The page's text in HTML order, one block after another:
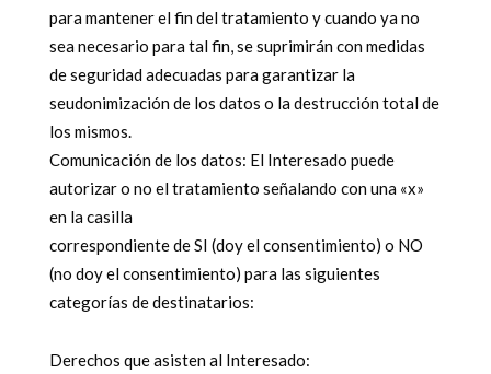
para mantener el fin del tratamiento y cuando ya no
sea necesario para tal fin, se suprimirán con medidas
de seguridad adecuadas para garantizar la
seudonimización de los datos o la destrucción total de
los mismos.
Comunicación de los datos: El Interesado puede
autorizar o no el tratamiento señalando con una «x»
en la casilla
correspondiente de SI (doy el consentimiento) o NO
(no doy el consentimiento) para las siguientes
categorías de destinatarios:
Derechos que asisten al Interesado: